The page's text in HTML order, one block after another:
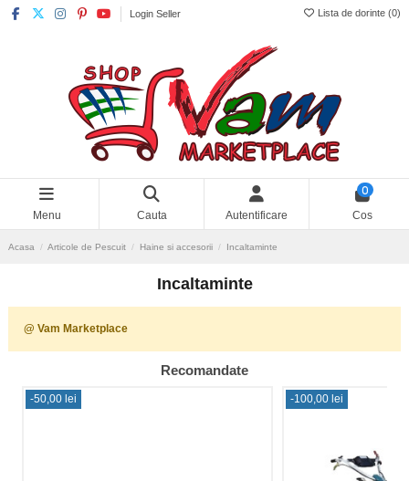
Login Seller Lista de dorinte (0)
Menu Cauta Autentificare
0
Cos
Acasa Articole de Pescuit Haine si accesorii Incaltaminte
Incaltaminte
@ Vam Marketplace
Recomandate
-50,00 lei -100,00 lei